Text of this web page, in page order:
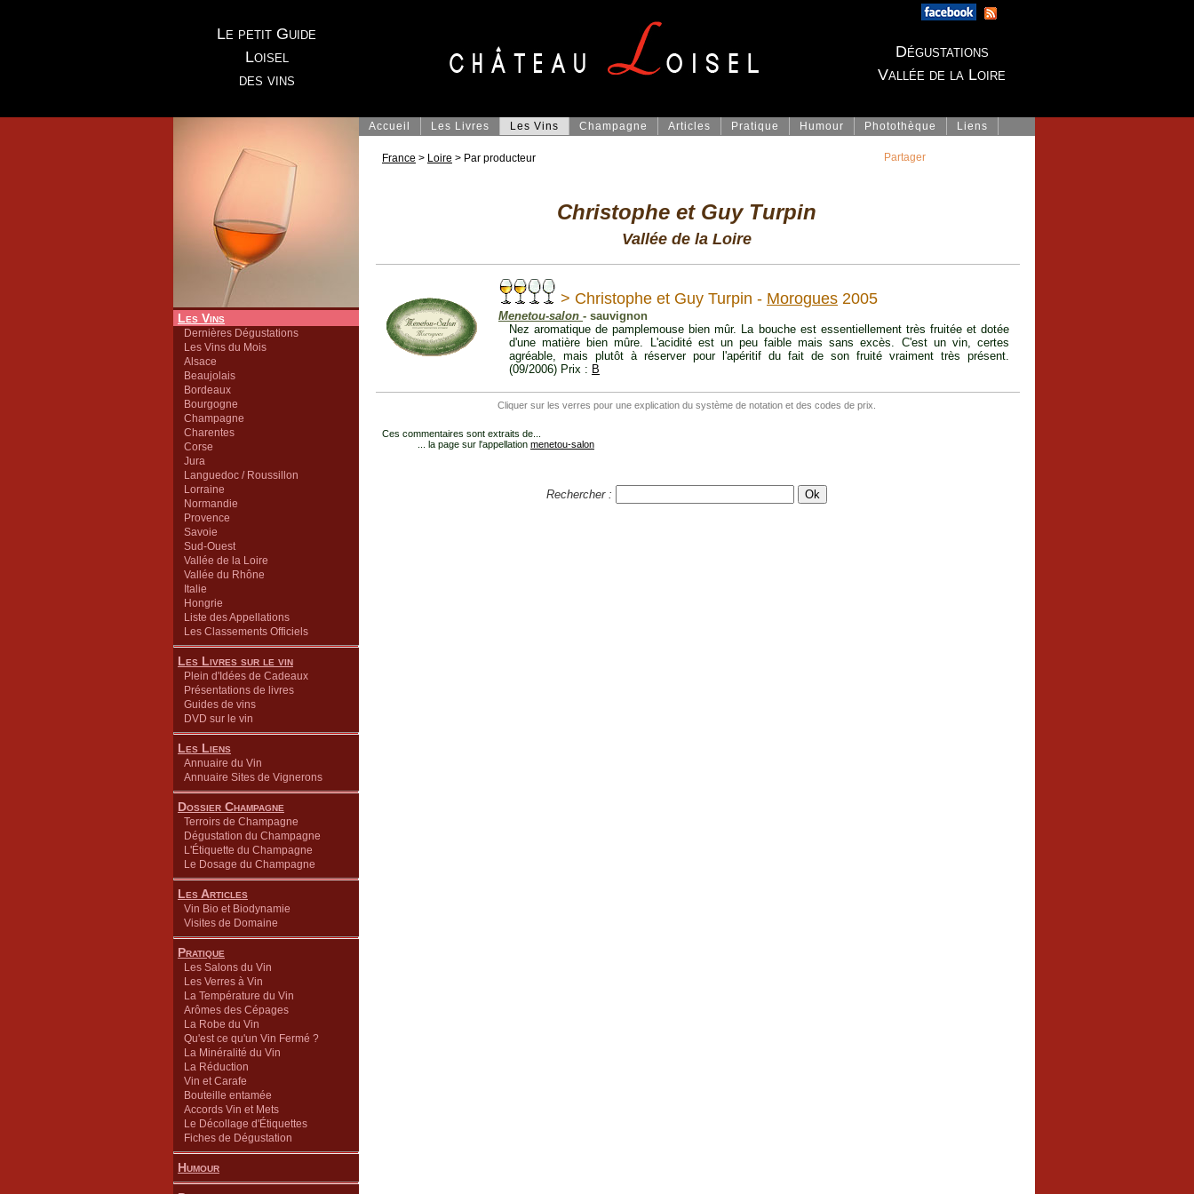
Le petit Guide
Loisel
des vins
Dégustations
Vallée de la Loire
Les Vins
Dernières Dégustations
Les Vins du Mois
Alsace
Beaujolais
Bordeaux
Bourgogne
Champagne
Charentes
Corse
Jura
Languedoc / Roussillon
Lorraine
Normandie
Provence
Savoie
Sud-Ouest
Vallée de la Loire
Vallée du Rhône
Italie
Hongrie
Liste des Appellations
Les Classements Officiels
Les Livres sur le vin
Plein d'Idées de Cadeaux
Présentations de livres
Guides de vins
DVD sur le vin
Les Liens
Annuaire du Vin
Annuaire Sites de Vignerons
Dossier Champagne
Terroirs de Champagne
Dégustation du Champagne
L'Étiquette du Champagne
Le Dosage du Champagne
Les Articles
Vin Bio et Biodynamie
Visites de Domaine
Pratique
Les Salons du Vin
Les Verres à Vin
La Température du Vin
Arômes des Cépages
La Robe du Vin
Qu'est ce qu'un Vin Fermé ?
La Minéralité du Vin
La Réduction
Vin et Carafe
Bouteille entamée
Accords Vin et Mets
Le Décollage d'Étiquettes
Fiches de Dégustation
Humour
Accueil Les Livres Les Vins Champagne Articles Pratique Humour Photothèque Liens
France > Loire > Par producteur
Christophe et Guy Turpin
Vallée de la Loire
> Christophe et Guy Turpin - Morogues 2005
Menetou-salon - sauvignon
Nez aromatique de pamplemouse bien mûr. La bouche est essentiellement très fruitée et dotée
d'une matière bien mûre. L'acidité est un peu faible mais sans excès. C'est un vin, certes
agréable, mais plutôt à réserver pour l'apéritif du fait de son fruité vraiment très présent.
(09/2006) Prix : B
Cliquer sur les verres pour une explication du système de notation et des codes de prix.
Ces commentaires sont extraits de...
... la page sur l'appellation menetou-salon
Rechercher :
Partager